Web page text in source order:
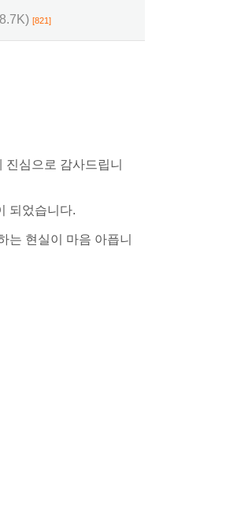
[821]
심으로 감사드립니
되었습니다.
는 현실이 마음 아픕니